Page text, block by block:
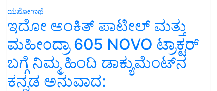
ಯಶೋಗಾಥೆ
ಇದೋ ಅಂಕಿತ್ ಪಾಟೀಲ್ ಮತ್ತು
ಮಹೀಂದ್ರಾ 605 NOVO ಟ್ರಾಕ್ಟರ್
ಬಗ್ಗೆ ನಿಮ್ಮ ಹಿಂದಿ ಡಾಕ್ಯುಮೆಂಟ್‌ನ
ಕನ್ನಡ ಅನುವಾದ: